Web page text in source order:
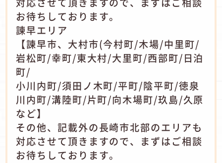
お待ちしております。
諫早エリア
【諫早市、大村市(今村町/木場/中里町/
岩松町/幸町/東大村/大里町/西部町/日泊
町/
小川内町/須田ノ木町/平町/陰平町/徳泉
川内町/溝陸町/片町/向木場町/玖島/久原
など】
その他、記載外の長崎市北部のエリアも
対応させて頂きますので、まずはご相談
お待ちしております。